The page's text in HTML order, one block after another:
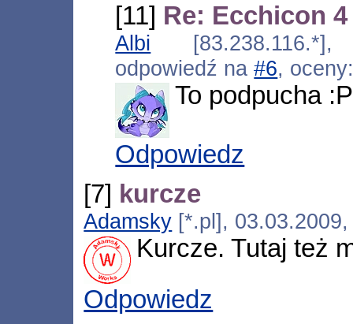
[11] Re: Ecchicon 4
Albi [83.238.116.*],
odpowiedź na#6,
To podpucha :P
Odpowiedz
[7] kurcze
Adamsky [*.pl],
Kurcze. Tutaj też
Odpowiedz